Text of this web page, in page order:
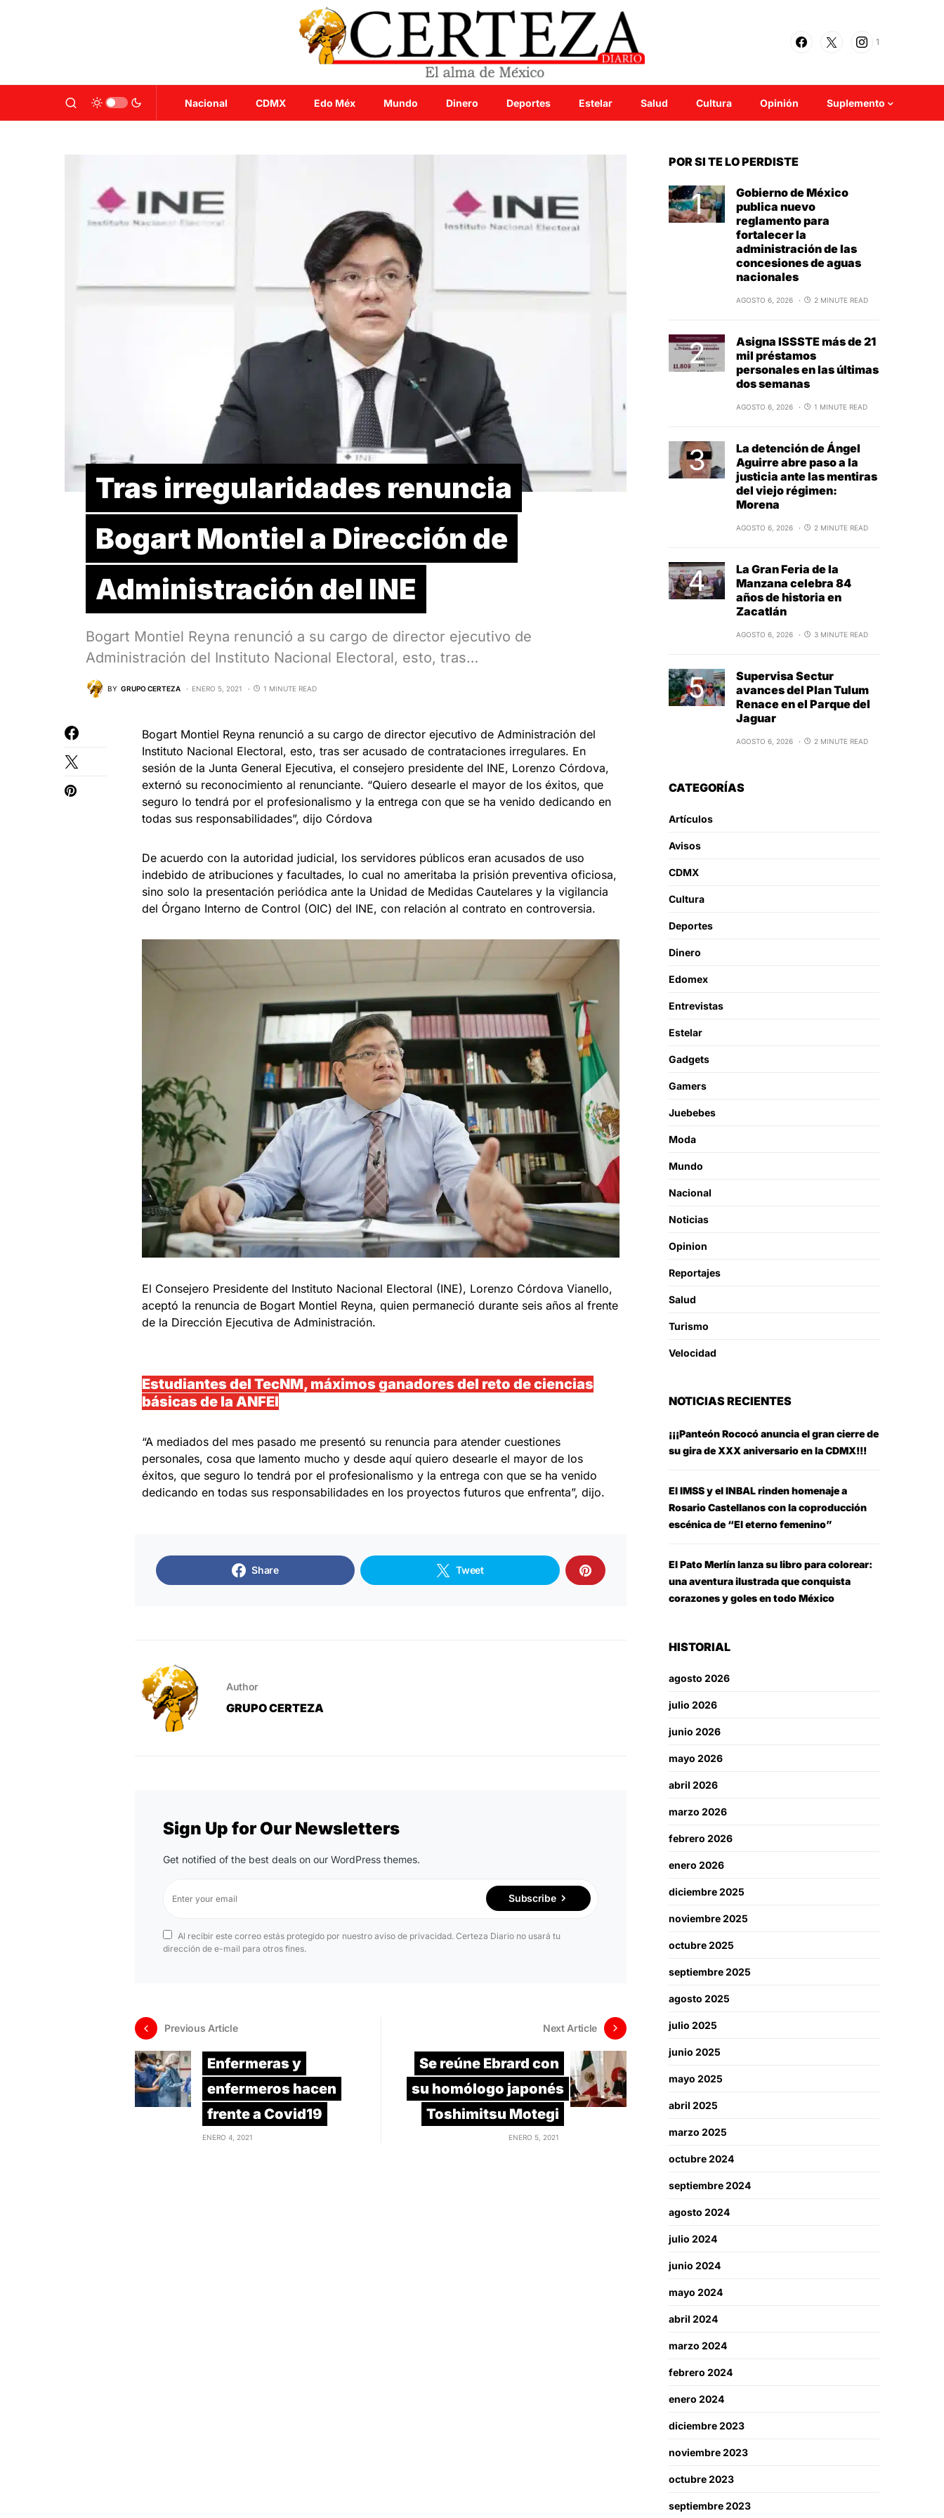
1
Nacional CDMX Edo Méx Mundo Dinero Deportes Estelar Salud Cultura Opinión Suplemento
Tras irregularidades renuncia
Bogart Montiel a Dirección de
Administración del INE
Bogart Montiel Reyna renunció a su cargo de director ejecutivo de
Administración del Instituto Nacional Electoral, esto, tras…
BY GRUPO CERTEZA ENERO 5, 2021 1 MINUTE READ
Bogart Montiel Reyna renunció a su cargo de director ejecutivo de Administración del
Instituto Nacional Electoral, esto, tras ser acusado de contrataciones irregulares. En
sesión de la Junta General Ejecutiva, el consejero presidente del INE, Lorenzo Córdova,
externó su reconocimiento al renunciante. “Quiero desearle el mayor de los éxitos, que
seguro lo tendrá por el profesionalismo y la entrega con que se ha venido dedicando en
todas sus responsabilidades”, dijo Córdova
De acuerdo con la autoridad judicial, los servidores públicos eran acusados de uso
indebido de atribuciones y facultades, lo cual no ameritaba la prisión preventiva oficiosa,
sino solo la presentación periódica ante la Unidad de Medidas Cautelares y la vigilancia
del Órgano Interno de Control (OIC) del INE, con relación al contrato en controversia.
El Consejero Presidente del Instituto Nacional Electoral (INE), Lorenzo Córdova Vianello,
aceptó la renuncia de Bogart Montiel Reyna, quien permaneció durante seis años al frente
de la Dirección Ejecutiva de Administración.
Estudiantes del TecNM, máximos ganadores del reto de ciencias
básicas de la ANFEI
“A mediados del mes pasado me presentó su renuncia para atender cuestiones
personales, cosa que lamento mucho y desde aquí quiero desearle el mayor de los
éxitos, que seguro lo tendrá por el profesionalismo y la entrega con que se ha venido
dedicando en todas sus responsabilidades en los proyectos futuros que enfrenta”, dijo.
Share Tweet
Author
GRUPO CERTEZA
Sign Up for Our Newsletters
Get notified of the best deals on our WordPress themes.
Subscribe
Al recibir este correo estás protegido por nuestro aviso de privacidad. Certeza Diario no usará tu
dirección de e-mail para otros fines.
Previous Article
Enfermeras y
enfermeros hacen
frente a Covid19
ENERO 4, 2021
Next Article
Se reúne Ebrard con
su homólogo japonés
Toshimitsu Motegi
ENERO 5, 2021
POR SI TE LO PERDISTE
Gobierno de México
publica nuevo
reglamento para
fortalecer la
administración de las
concesiones de aguas
nacionales
AGOSTO 6, 2026 2 MINUTE READ
Asigna ISSSTE más de 21
mil préstamos
personales en las últimas
dos semanas
AGOSTO 6, 2026 1 MINUTE READ
La detención de Ángel
Aguirre abre paso a la
justicia ante las mentiras
del viejo régimen:
Morena
AGOSTO 6, 2026 2 MINUTE READ
La Gran Feria de la
Manzana celebra 84
años de historia en
Zacatlán
AGOSTO 6, 2026 3 MINUTE READ
Supervisa Sectur
avances del Plan Tulum
Renace en el Parque del
Jaguar
AGOSTO 6, 2026 2 MINUTE READ
CATEGORÍAS
Artículos
Avisos
CDMX
Cultura
Deportes
Dinero
Edomex
Entrevistas
Estelar
Gadgets
Gamers
Juebebes
Moda
Mundo
Nacional
Noticias
Opinion
Reportajes
Salud
Turismo
Velocidad
NOTICIAS RECIENTES
¡¡¡Panteón Rococó anuncia el gran cierre de
su gira de XXX aniversario en la CDMX!!!
El IMSS y el INBAL rinden homenaje a
Rosario Castellanos con la coproducción
escénica de “El eterno femenino”
El Pato Merlín lanza su libro para colorear:
una aventura ilustrada que conquista
corazones y goles en todo México
HISTORIAL
agosto 2026
julio 2026
junio 2026
mayo 2026
abril 2026
marzo 2026
febrero 2026
enero 2026
diciembre 2025
noviembre 2025
octubre 2025
septiembre 2025
agosto 2025
julio 2025
junio 2025
mayo 2025
abril 2025
marzo 2025
octubre 2024
septiembre 2024
agosto 2024
julio 2024
junio 2024
mayo 2024
abril 2024
marzo 2024
febrero 2024
enero 2024
diciembre 2023
noviembre 2023
octubre 2023
septiembre 2023